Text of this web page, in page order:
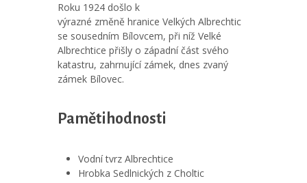
Roku 1924 došlo k
výrazné změně hranice Velkých Albrechtic
se sousedním Bílovcem, při níž Velké
Albrechtice přišly o západní část svého
katastru, zahrnující zámek, dnes zvaný
zámek Bílovec.
Pamětihodnosti
Vodní tvrz Albrechtice
Hrobka Sedlnických z Choltic